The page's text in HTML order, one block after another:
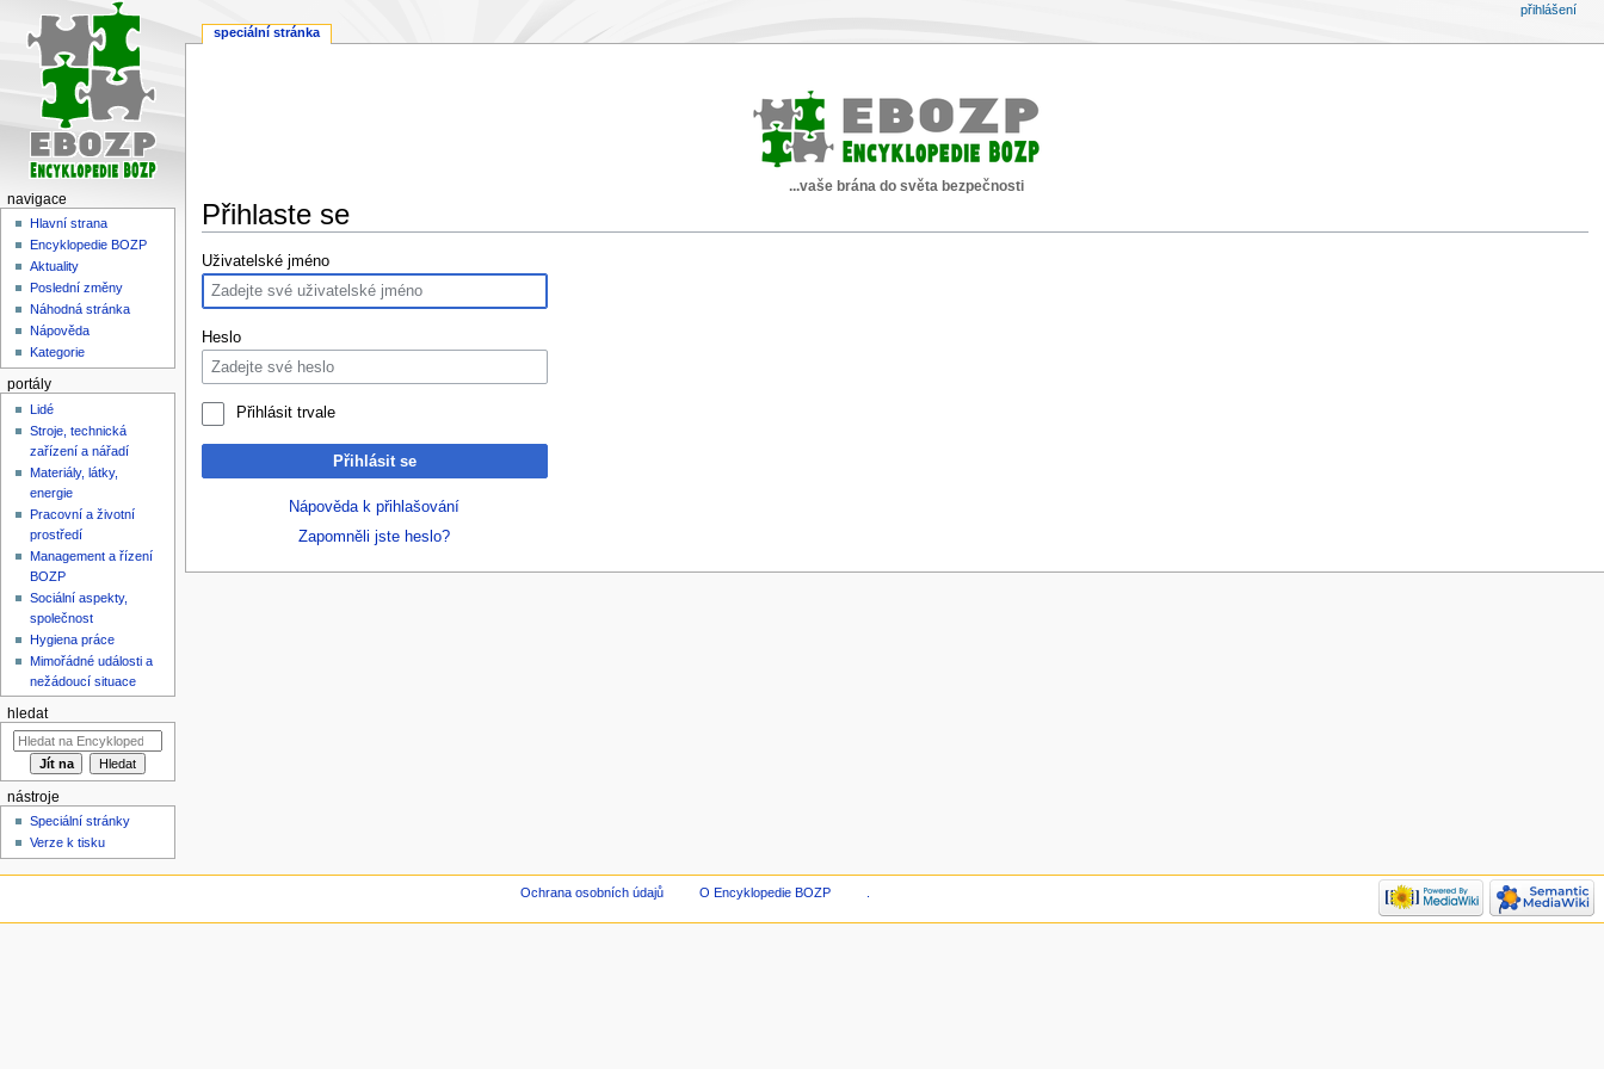
...vaše brána do světa bezpečnosti
Přihlaste se
Skočit
na
navigaci
Skočit
na
vyhledávání
Uživatelské jméno
Heslo
Přihlásit trvale
Přihlásit se
Nápověda k přihlašování
Zapomněli jste heslo?
speciální stránka
přihlášení
navigace
Hlavní strana
Encyklopedie BOZP
Aktuality
Poslední změny
Náhodná stránka
Nápověda
Kategorie
portály
Lidé
Stroje, technická
zařízení a nářadí
Materiály, látky,
energie
Pracovní a životní
prostředí
Management a řízení
BOZP
Sociální aspekty,
společnost
Hygiena práce
Mimořádné události a
nežádoucí situace
hledat
nástroje
Speciální stránky
Verze k tisku
Ochrana osobních údajů O Encyklopedie BOZP